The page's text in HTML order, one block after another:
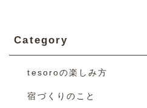
Category
tesoroの楽しみ方
宿づくりのこと